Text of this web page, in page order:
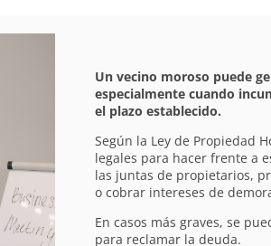
Un vecino moroso puede
especialmente cuando
el plazo establecido.
Según la Ley de Propiedad
legales para hacer frente a
las juntas de propietarios,
o cobrar intereses de
En casos más graves, se
para reclamar la deuda.